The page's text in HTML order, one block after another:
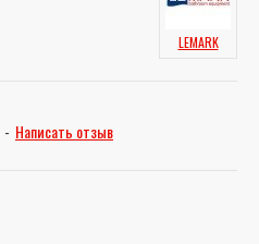
LEMARK
- Написать отзыв